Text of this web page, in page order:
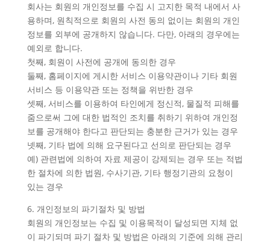
회사는 회원의 개인정보를 수집 시 고지한 목적 내에서 사
용하며, 원칙적으로 회원의 사전 동의 없이는 회원의 개인
정보를 외부에 공개하지 않습니다. 다만, 아래의 경우에는
예외로 합니다.
첫째, 회원이 사전에 공개에 동의한 경우
둘째, 홈페이지에 게시한 서비스 이용약관이나 기타 회원
서비스 등 이용약관 또는 정책을 위반한 경우
셋째, 서비스를 이용하여 타인에게 정신적, 물질적 피해를
줌으로써 그에 대한 법적인 조치를 취하기 위하여 개인정
보를 공개해야 한다고 판단되는 충분한 근거가 있는 경우
넷째, 기타 법에 의해 요구된다고 선의로 판단되는 경우
예) 관련법에 의하여 자료 제공이 강제되는 경우 또는 적법
한 절차에 의한 법원, 수사기관, 기타 행정기관의 요청이
있는 경우
6. 개인정보의 파기절차 및 방법
회원의 개인정보는 수집 및 이용목적이 달성되면 지체 없
이 파기되며 파기 절차 및 방법은 아래의 기준에 의해 관리